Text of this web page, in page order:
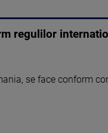
regulilor
se face conform